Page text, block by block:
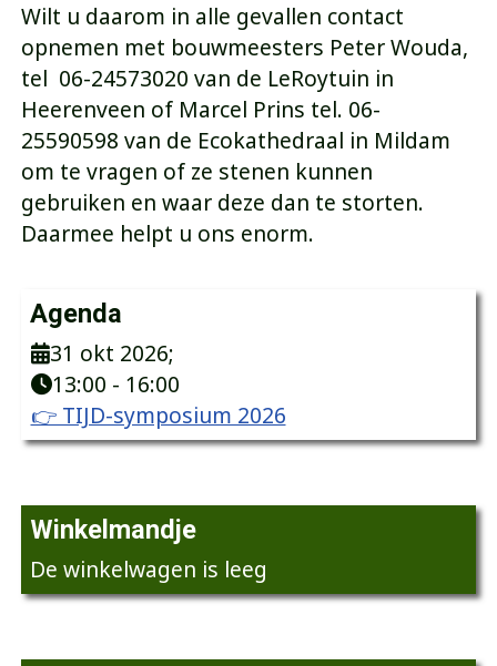
Wilt u daarom in alle gevallen contact
opnemen met bouwmeesters Peter Wouda,
tel 06-24573020 van de LeRoytuin in
Heerenveen of Marcel Prins tel. 06-
25590598 van de Ecokathedraal in Mildam
om te vragen of ze stenen kunnen
gebruiken en waar deze dan te storten.
Daarmee helpt u ons enorm.
Agenda
31 okt 2026;
13:00 - 16:00
👉 TIJD-symposium 2026
Winkelmandje
De winkelwagen is leeg